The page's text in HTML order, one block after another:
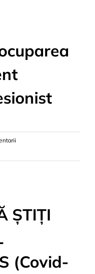
ȘTIȚI
(Covid-